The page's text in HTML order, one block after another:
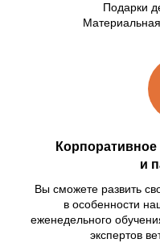
и
Вы сможете развить
в особенности наших продуктов с
еженедельного
экспертов
Подарки